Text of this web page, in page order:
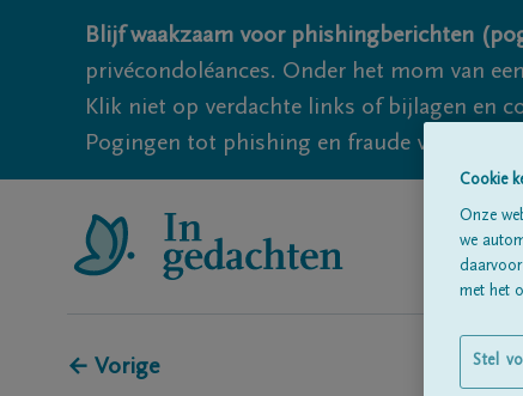
Blijf waakzaam voor phishingberichten
privécondoléances. Onder het mom van
Klik niet op verdachte links of bijlagen en
Pogingen tot phishing en fraude vallen
← Vorige
Cookie
Onze
we
met het
Stel